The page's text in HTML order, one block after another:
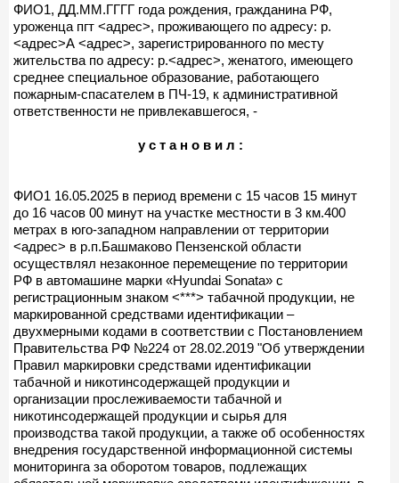
ФИО1, ДД.ММ.ГГГГ года рождения, гражданина РФ,
уроженца пгт <адрес>, проживающего по адресу: р.
<адрес>А <адрес>, зарегистрированного по месту
жительства по адресу: р.<адрес>, женатого, имеющего
среднее специальное образование, работающего
пожарным-спасателем в ПЧ-19, к административной
ответственности не привлекавшегося, -
у с т а н о в и л :
ФИО1 16.05.2025 в период времени с 15 часов 15 минут
до 16 часов 00 минут на участке местности в 3 км.400
метрах в юго-западном направлении от территории
<адрес> в р.п.Башмаково Пензенской области
осуществлял незаконное перемещение по территории
РФ в автомашине марки «Hyundai Sonata» с
регистрационным знаком <***> табачной продукции, не
маркированной средствами идентификации –
двухмерными кодами в соответствии с Постановлением
Правительства РФ №224 от 28.02.2019 "Об утверждении
Правил маркировки средствами идентификации
табачной и никотинсодержащей продукции и
организации прослеживаемости табачной и
никотинсодержащей продукции и сырья для
производства такой продукции, а также об особенностях
внедрения государственной информационной системы
мониторинга за оборотом товаров, подлежащих